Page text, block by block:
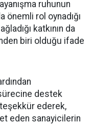
ruhunun
önemli rol oynadığı
katkının da
biri olduğu ifade
destek
ederek,
eden sanayicilerin